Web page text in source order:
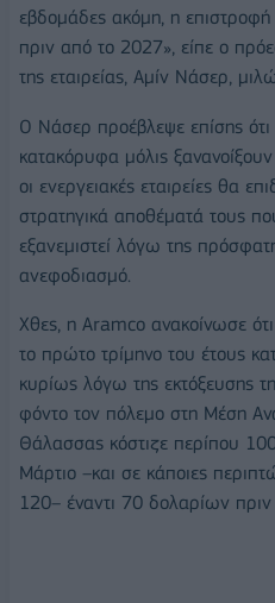
εβδομάδες ακόμη, η
πριν από το 2027», είπε ο
της εταιρείας, Αμίν Νάσερ,
Ο Νάσερ προέβλεψε επίσης
κατακόρυφα μόλις
οι ενεργειακές εταιρείες θα
στρατηγικά αποθέματά τους
εξανεμιστεί λόγω της
ανεφοδιασμό.
Χθες, η Aramco ανακοίνωσε
το πρώτο τρίμηνο του έτους
κυρίως λόγω της εκτόξευσης
φόντο τον πόλεμο στη Μέση
Θάλασσας κόστιζε περίπου
Μάρτιο –και σε κάποιες
120– έναντι 70 δολαρίων